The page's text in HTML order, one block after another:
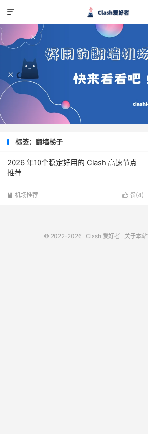

标签：翻墙梯子
2026 年10个稳定好用的 Clash 高速节点
推荐
 赞(4)
 机场推荐
© 2022-2026 Clash 爱好者 关于本站